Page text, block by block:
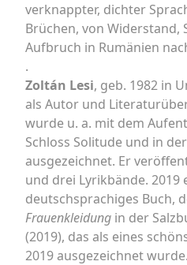
verknappter, dichter
Brüchen, von Widerstand,
Aufbruch in Rumänien
.
Zoltán Lesi, geb. 1982 in
als Autor und
wurde u. a. mit dem
Schloss Solitude und in
ausgezeichnet. Er
und drei Lyrikbände. 2019
deutschsprachiges Buch,
Frauenkleidung in der
(2019), das als eines
2019 ausgezeichnet wurde.